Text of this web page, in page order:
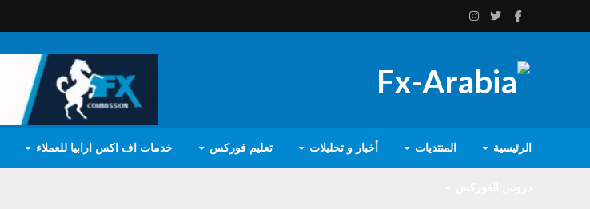
الرئيسية المنتديات أخبار و تحليلات تعليم فوركس خدمات اف اكس ارابيا للعملاء